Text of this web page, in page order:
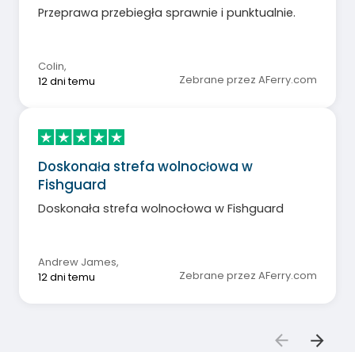
Przeprawa przebiegła sprawnie i punktualnie.
Colin,
12 dni temu
Zebrane przez AFerry.com
Doskonała strefa wolnocłowa w
Fishguard
Doskonała strefa wolnocłowa w Fishguard
Andrew James,
12 dni temu
Zebrane przez AFerry.com